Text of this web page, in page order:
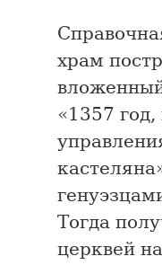
храм
«1357
Тогда
церквей